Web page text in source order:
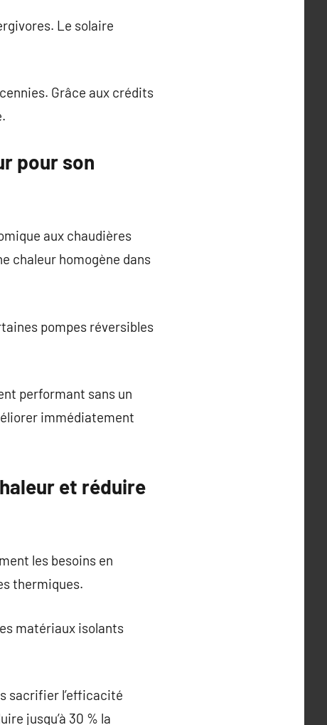
Le solaire
Grâce aux crédits
pour son
aux chaudières
chaleur homogène dans
pompes réversibles
performant sans un
immédiatement
et réduire
les besoins en
thermiques.
matériaux isolants
sacrifier l’efficacité
jusqu’à 30 % la